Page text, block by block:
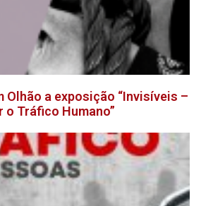
Olhão a exposição “Invisíveis –
o Tráfico Humano”